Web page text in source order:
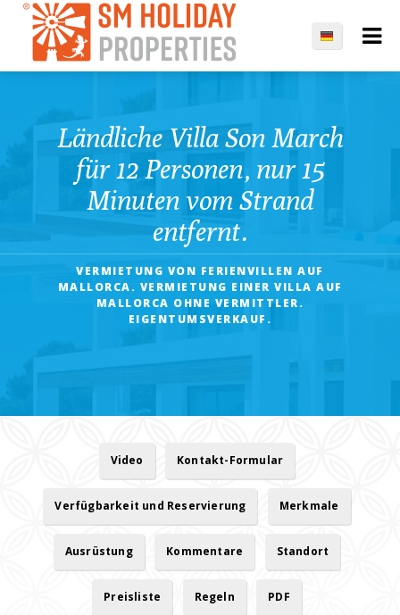
Ländliche Villa Son March
für 12 Personen, nur 15
Minuten vom Strand
entfernt.
VERMIETUNG VON FERIENVILLEN AUF
MALLORCA. VERMIETUNG EINER VILLA AUF
MALLORCA OHNE VERMITTLER.
EIGENTUMSVERKAUF.
Video Kontakt-Formular
Verfügbarkeit und Reservierung Merkmale
Ausrüstung Kommentare Standort
Preisliste Regeln PDF